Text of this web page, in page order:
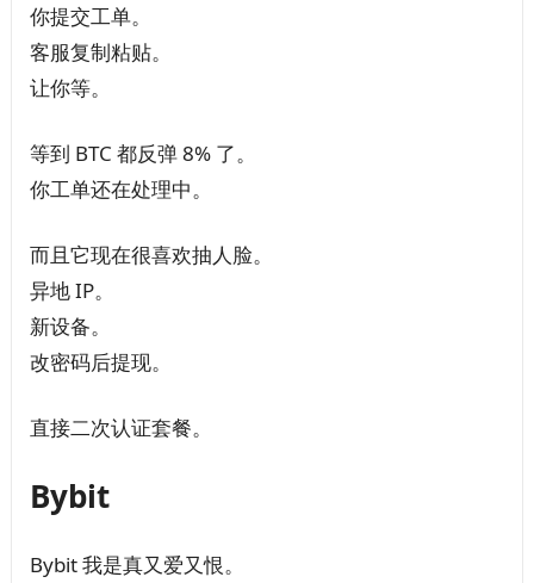
你提交工单。
客服复制粘贴。
让你等。
等到 BTC 都反弹 8% 了。
你工单还在处理中。
而且它现在很喜欢抽人脸。
异地 IP。
新设备。
改密码后提现。
直接二次认证套餐。
Bybit
Bybit 我是真又爱又恨。